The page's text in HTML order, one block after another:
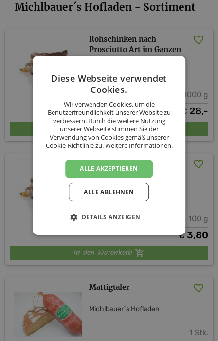
Michlbauer´s Hofladen - Sortiment
Rohschinken nach
Prosciutto Art im Ganzen
1000 g
€ 28,-
In den Warenkorb
Rohschinken nach
Prosciutto Art geschnitten
Michlbauer´s Hofladen
100 g
€ 3,80
In den Warenkorb
Mattigtaler
Michlbauer´s Hofladen
1 Stk.
Diese Webseite verwendet
Cookies.
Wir verwenden Cookies, um die
Benutzerfreundlichkeit unserer Website zu
verbessern. Durch die weitere Nutzung
unserer Webseite stimmen Sie der
Verwendung von Cookies gemäß unserer
Cookie-Richtlinie zu.Weitere Informationen.
ALLE AKZEPTIEREN
ALLE ABLEHNEN
DETAILS ANZEIGEN